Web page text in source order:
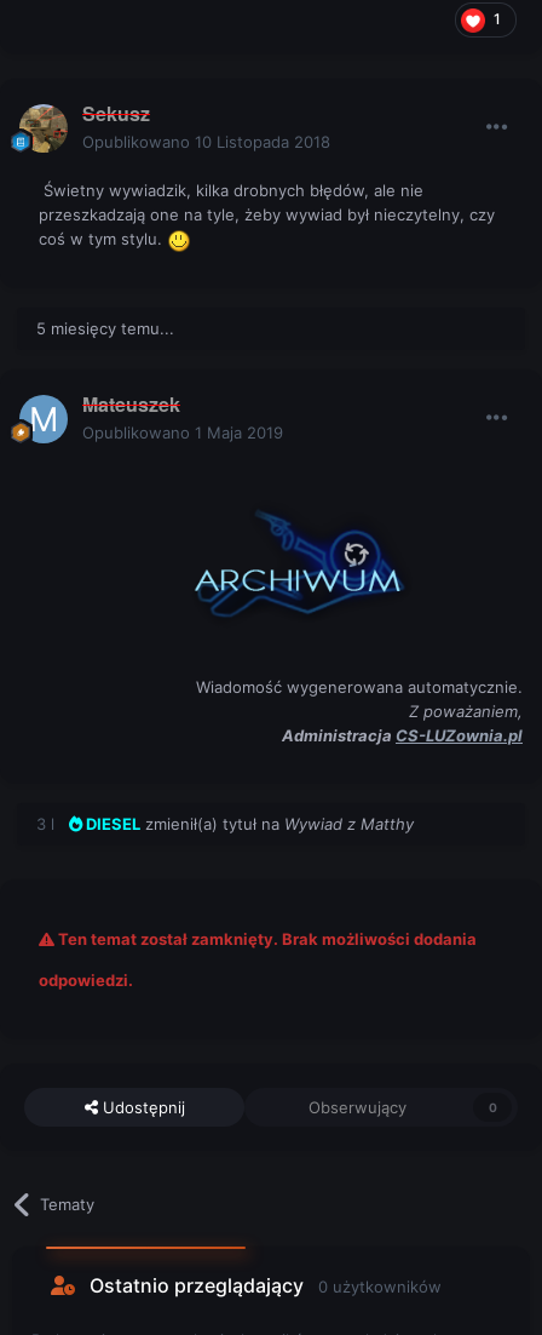
1
Sekusz
Opublikowano 10 Listopada 2018
Świetny wywiadzik, kilka drobnych błędów, ale nie
przeszkadzają one na tyle, żeby wywiad był nieczytelny, czy
coś w tym stylu.
5 miesięcy temu...
Mateuszek
Opublikowano 1 Maja 2019
Wiadomość wygenerowana automatycznie.
Z poważaniem,
Administracja CS-LUZownia.pl
3 l DIESEL zmienił(a) tytuł na Wywiad z Matthy
Ten temat został zamknięty. Brak możliwości dodania
odpowiedzi.
Udostępnij Obserwujący 0
Tematy
Ostatnio przeglądający 0 użytkowników